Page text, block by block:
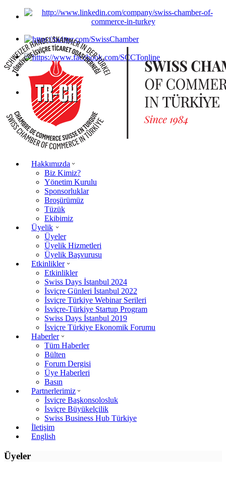
Hakkımızda
Biz Kimiz?
Yönetim Kurulu
Sponsorluklar
Broşürümüz
Tüzük
Ekibimiz
Üyelik
Üyeler
Üyelik Hizmetleri
Üyelik Başvurusu
Etkinlikler
Etkinlikler
Swiss Days İstanbul 2024
İsviçre Günleri İstanbul 2022
İsviçre Türkiye Webinar Serileri
İsviçre-Türkiye Startup Program
Swiss Days İstanbul 2019
İsviçre Türkiye Ekonomik Forumu
Haberler
Tüm Haberler
Bülten
Forum Dergisi
Üye Haberleri
Basın
Partnerlerimiz
İsviçre Başkonsolosluk
İsviçre Büyükelçilik
Swiss Business Hub Türkiye
İletişim
English
Üyeler